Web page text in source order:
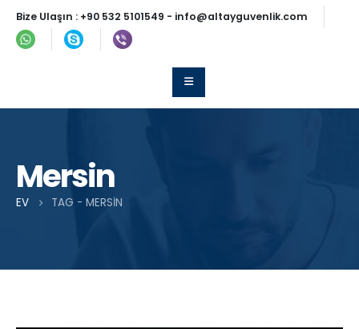
Bize Ulaşın : +90 532 5101549 - info@altayguvenlik.com
Mersin
EV TAG - MERSIN